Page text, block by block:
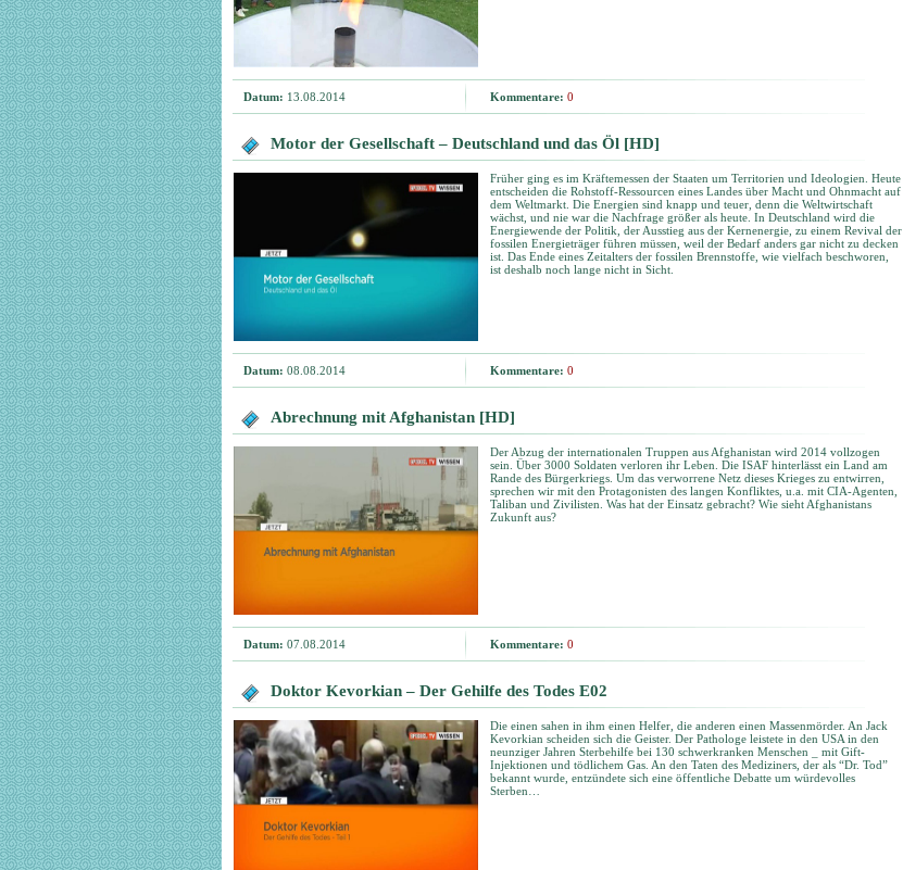
Datum: 13.08.2014 Kommentare: 0
Motor der Gesellschaft – Deutschland und das Öl [HD]
Früher ging es im Kräftemessen der Staaten um Territorien und Ideologien. Heute
entscheiden die Rohstoff-Ressourcen eines Landes über Macht und Ohnmacht auf
dem Weltmarkt. Die Energien sind knapp und teuer, denn die Weltwirtschaft
wächst, und nie war die Nachfrage größer als heute. In Deutschland wird die
Energiewende der Politik, der Ausstieg aus der Kernenergie, zu einem Revival der
fossilen Energieträger führen müssen, weil der Bedarf anders gar nicht zu decken
ist. Das Ende eines Zeitalters der fossilen Brennstoffe, wie vielfach beschworen,
ist deshalb noch lange nicht in Sicht.
Datum: 08.08.2014 Kommentare: 0
Abrechnung mit Afghanistan [HD]
Der Abzug der internationalen Truppen aus Afghanistan wird 2014 vollzogen
sein. Über 3000 Soldaten verloren ihr Leben. Die ISAF hinterlässt ein Land am
Rande des Bürgerkriegs. Um das verworrene Netz dieses Krieges zu entwirren,
sprechen wir mit den Protagonisten des langen Konfliktes, u.a. mit CIA-Agenten,
Taliban und Zivilisten. Was hat der Einsatz gebracht? Wie sieht Afghanistans
Zukunft aus?
Datum: 07.08.2014 Kommentare: 0
Doktor Kevorkian – Der Gehilfe des Todes E02
Die einen sahen in ihm einen Helfer, die anderen einen Massenmörder. An Jack
Kevorkian scheiden sich die Geister. Der Pathologe leistete in den USA in den
neunziger Jahren Sterbehilfe bei 130 schwerkranken Menschen _ mit Gift-
Injektionen und tödlichem Gas. An den Taten des Mediziners, der als “Dr. Tod”
bekannt wurde, entzündete sich eine öffentliche Debatte um würdevolles
Sterben…